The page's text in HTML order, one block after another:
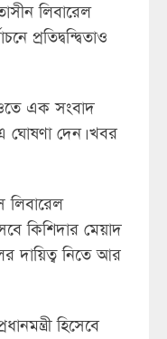
লিবারেল
প্রতিদ্বন্দ্বিতাও
এক সংবাদ
ঘোষণা দেন। খবর
লিবারেল
কিশিদার মেয়াদ
দায়িত্ব নিতে আর
হিসেবে